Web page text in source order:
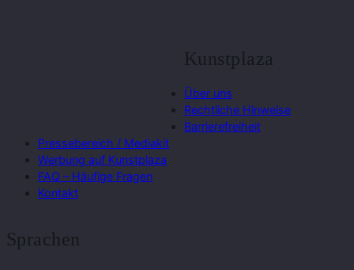
Kunstplaza
Über uns
Rechtliche Hinweise
Barrierefreiheit
Pressebereich / Mediakit
Werbung auf Kunstplaza
FAQ – Häufige Fragen
Kontakt
Sprachen